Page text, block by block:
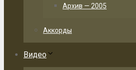
Архив — 2005
Аккорды
Видео